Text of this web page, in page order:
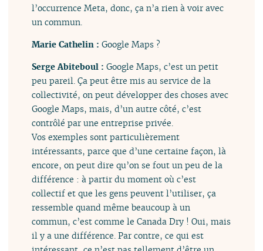
l’occurrence Meta, donc, ça n’a rien à voir avec
un commun.
Marie Cathelin :Google Maps ?
Serge Abiteboul :Google Maps, c’est un petit
peu pareil. Ça peut être mis au service de la
collectivité, on peut développer des choses avec
Google Maps, mais, d’un autre côté, c’est
contrôlé par une entreprise privée.
Vos exemples sont particulièrement
intéressants, parce que d’une certaine façon, là
encore, on peut dire qu’on se fout un peu de la
différence : à partir du moment où c’est
collectif et que les gens peuvent l’utiliser, ça
ressemble quand même beaucoup à un
commun, c’est comme le Canada Dry ! Oui, mais
il y a une différence. Par contre, ce qui est